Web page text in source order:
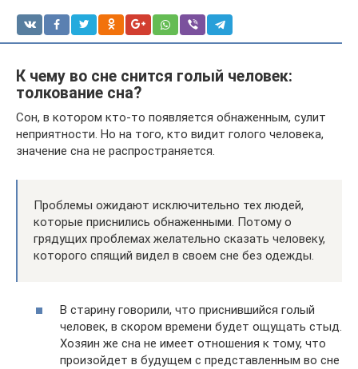
К чему во сне снится голый человек:
толкование сна?
Сон, в котором кто-то появляется обнаженным, сулит
неприятности. Но на того, кто видит голого человека,
значение сна не распространяется.
Проблемы ожидают исключительно тех людей,
которые приснились обнаженными. Потому о
грядущих проблемах желательно сказать человеку,
которого спящий видел в своем сне без одежды.
В старину говорили, что приснившийся голый
человек, в скором времени будет ощущать стыд.
Хозяин же сна не имеет отношения к тому, что
произойдет в будущем с представленным во сне